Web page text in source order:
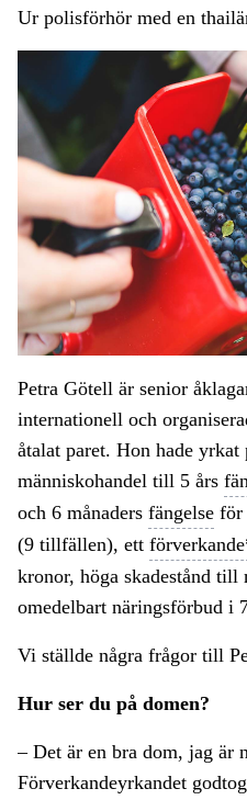
Ur polisförhör med en
Petra Götell är senior
internationell och
åtalat paret. Hon hade
människohandel till 5 års
och 6 månaders fängelse för
(9 tillfällen), ett
kronor, höga skadestånd till
omedelbart näringsförbud i
Vi ställde några frågor till
Hur ser du på domen?
– Det är en bra dom, jag är
Förverkandeyrkandet